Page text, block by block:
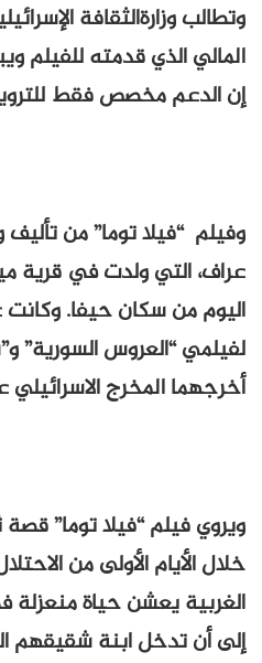
وتطالب وزارةالثقافة
إن الدعم مخصص فقط للترويج
وفيلم “فيلا توما” من
عراف، التي ولدت في قرية
اليوم من سكان حيفا. وكانت
لفيلمي “العروس السورية”
أخرجهما المخرج
ويروي فيلم “فيلا توما”
خلال الأيام الأولى من
الغربية يعشن حياة منعزلة
إلى أن تدخل ابنة شقيقهم